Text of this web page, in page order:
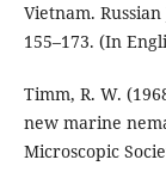
Vietnam.
155–173. (In
Timm, R. W.
new marine
Microscopic